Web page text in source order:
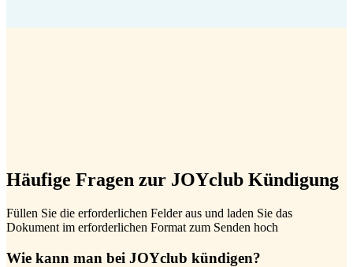
Häufige Fragen zur JOYclub Kündigung
Füllen Sie die erforderlichen Felder aus und laden Sie das
Dokument im erforderlichen Format zum Senden hoch
Wie kann man bei JOYclub kündigen?